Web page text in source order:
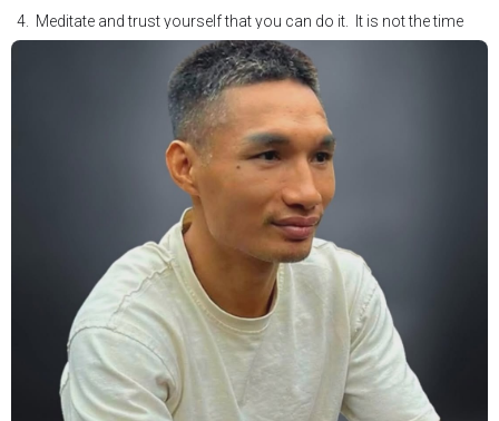
4. Meditate and trust yourself that you can do it. It is not the time
for self doubt.
5. Conduct yourself as if you are on the world stage for a world
championship fight. Remeber that everyone is watching.
6. It's ok to make a mistake but its not okay to hesitate. When you
make a call, make it loud and clear.
Know that it is not about you. It's about ensuring the safety and the
fairness for the boxers who put their lives in the ring. At the end,
what Tony Weeks said during the Referee training seminar
encapsulates it well. "You do it for the love and respect of the
#professionalboxing
#proboxingreferee
#Tonyweeks